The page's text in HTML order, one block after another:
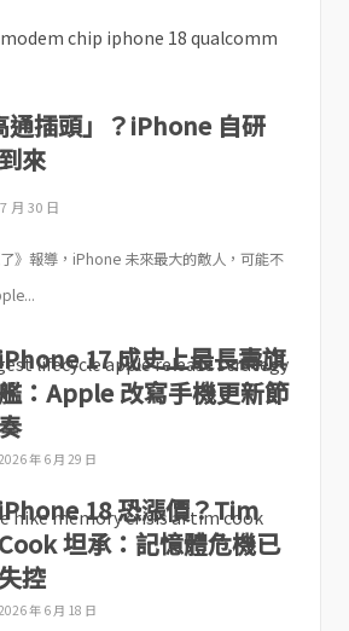
通插頭」？iPhone 自研
來
月 30 日
》報導，iPhone 未來最大的敵人，可能不
17 成史上最長壽旗
艦：Apple 改寫手機更新節
2026 年 6 月 29 日
18 恐漲價？Tim
Cook 坦承：記憶體危機已
控
年 6 月 18 日